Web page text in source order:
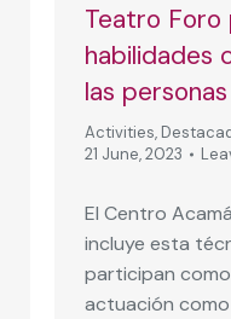
Teatro Foro
habilidades
las
Activities,
21 June, 2023
El Centro
incluye esta
participan
actuación